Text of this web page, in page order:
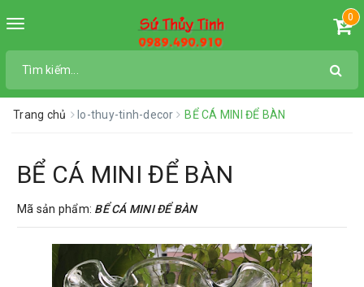
Toggle
0
Trang chủ lo-thuy-tinh-decor BỂ CÁ MINI ĐỂ BÀN
BỂ CÁ MINI ĐỂ BÀN
Mã sản phẩm: BỂ CÁ MINI ĐỂ BÀN